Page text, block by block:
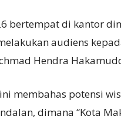
bertempat di kantor
audiens
Hendra
membahas potensi
dimana “Kota